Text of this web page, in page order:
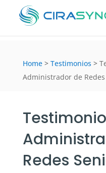
Home > Testimonios >
Administrador de
Redes